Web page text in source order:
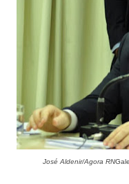
José Aldenir/Agora RN